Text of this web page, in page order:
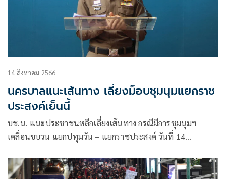
14 สิงหาคม 2566
นครบาลแนะเส้นทาง เลี่ยงม็อบชุมนุมแยกราช
ประสงค์เย็นนี้
บช.น. แนะประชาชนหลีกเลี่ยงเส้นทาง กรณีมีการชุมนุมฯ
เคลื่อนขบวน แยกปทุมวัน – แยกราชประสงค์ วันที่ 14